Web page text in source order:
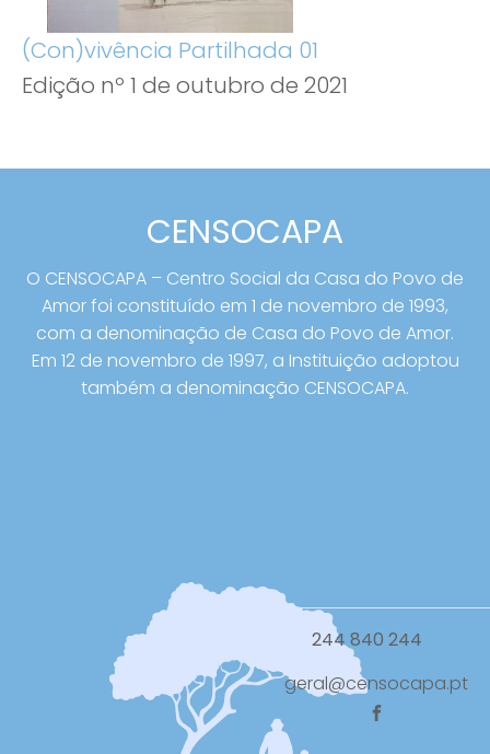
(Con)vivência Partilhada 01
Edição nº 1 de outubro de 2021
CENSOCAPA
O CENSOCAPA – Centro Social da Casa do Povo de
Amor foi constituído em 1 de novembro de 1993,
com a denominação de Casa do Povo de Amor.
Em 12 de novembro de 1997, a Instituição adoptou
também a denominação CENSOCAPA.
244 840 244
geral@censocapa.pt